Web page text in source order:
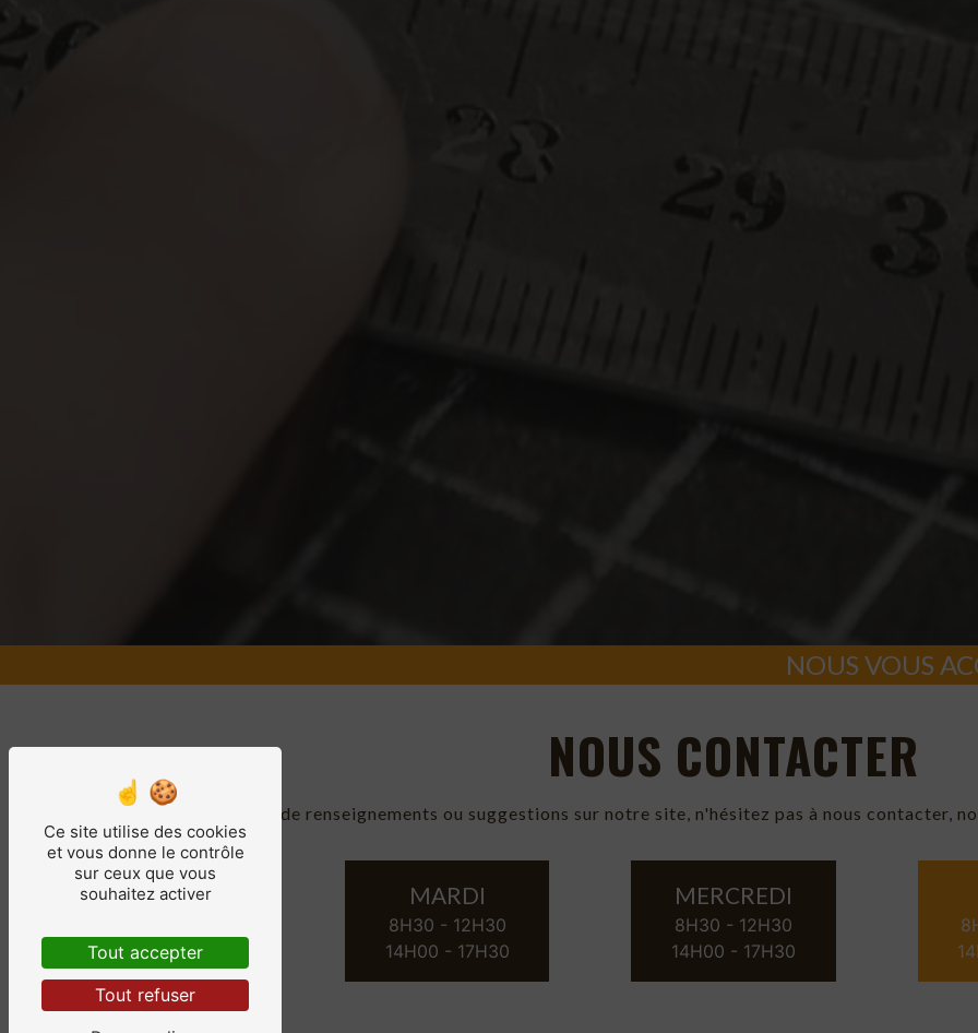
NOUS VOUS
NOUS CONTACTER
Pour toute demande de renseignements ou suggestions sur notre site, n'hésitez pas à nous contacter,
LUNDI
14H00 - 17H30
MARDI
8H30 - 12H30
14H00 - 17H30
MERCREDI
8H30 - 12H30
14H00 - 17H30
Ce site utilise des cookies
et vous donne le contrôle
sur ceux que vous
souhaitez activer
Tout accepter
Tout refuser